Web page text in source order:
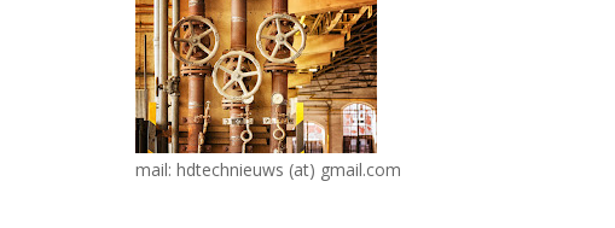
mail: hdtechnieuws (at) gmail.com